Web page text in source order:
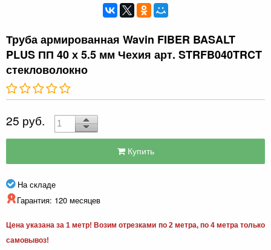
Труба армированная Wavin FIBER BASALT
PLUS ПП 40 х 5.5 мм Чехия арт. STRFB040TRCT
стекловолокно
25 руб.
Купить
На складе
Гарантия: 120 месяцев
Цена указана за 1 метр! Возим отрезками по 2 метра, по 4 метра только
самовывоз!